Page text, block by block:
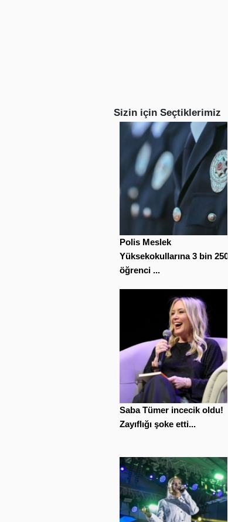
Sizin için Seçtiklerimiz
Polis Meslek
Yüksekokullarına 3 bin 250
öğrenci ...
Saba Tümer incecik oldu!
Zayıflığı şoke etti...